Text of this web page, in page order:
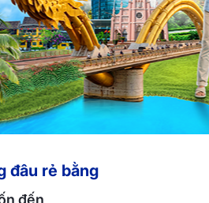
đâu rẻ bằng
đến